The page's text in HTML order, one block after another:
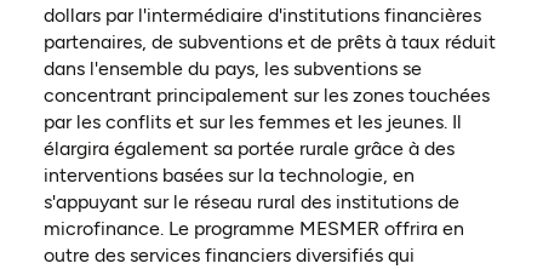
dollars par l'intermédiaire d'institutions financières
partenaires, de subventions et de prêts à taux réduit
dans l'ensemble du pays, les subventions se
concentrant principalement sur les zones touchées
par les conflits et sur les femmes et les jeunes. Il
élargira également sa portée rurale grâce à des
interventions basées sur la technologie, en
s'appuyant sur le réseau rural des institutions de
microfinance. Le programme MESMER offrira en
outre des services financiers diversifiés qui